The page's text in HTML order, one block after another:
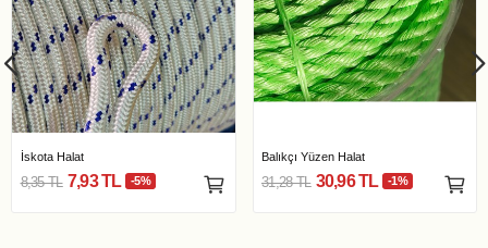
İskota Halat
8,35 TL 7,93 TL -5%
Balıkçı Yüzen Halat
31,28 TL 30,96 TL -1%